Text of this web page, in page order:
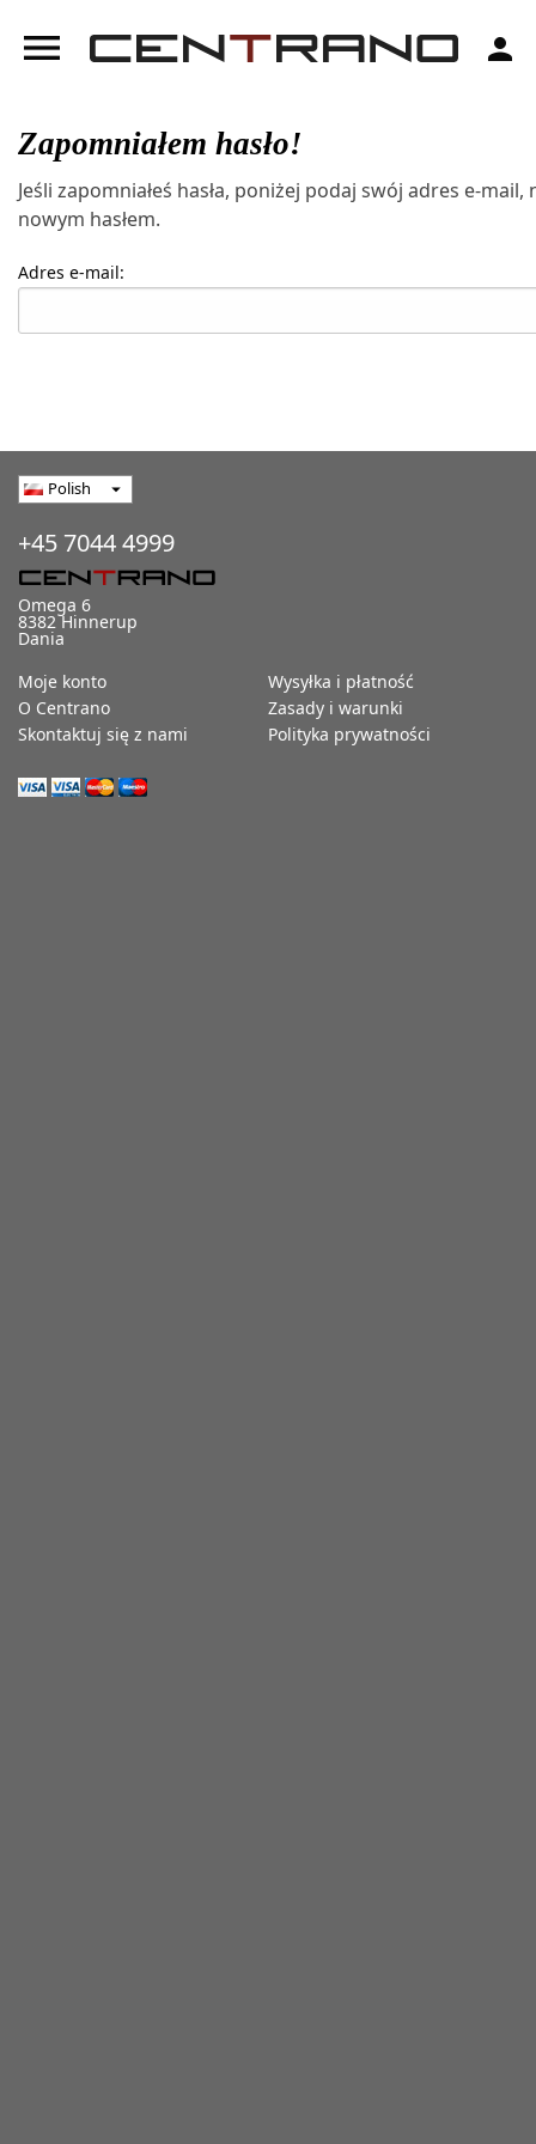
menu person
Zapomniałem hasło!
Jeśli zapomniałeś hasła, poniżej podaj swój adres e-
nowym hasłem.
Adres e-mail:
Polish arrow_drop_down
+45 7044 4999
Omega 6
8382 Hinnerup
Dania
Moje konto
O Centrano
Skontaktuj się z nami
Wysyłka i płatność
Zasady i warunki
Polityka prywatności